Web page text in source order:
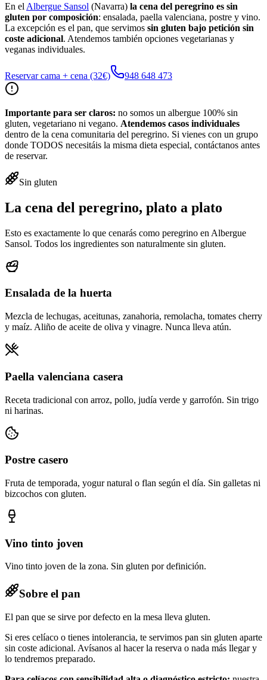
En el Albergue Sansol (Navarra) la cena del peregrino es sin
gluten por composición: ensalada, paella valenciana, postre y vino.
La excepción es el pan, que servimos sin gluten bajo petición sin
coste adicional. Atendemos también opciones vegetarianas y
veganas individuales.
Reservar cama + cena (32€) 948 648 473
Importante para ser claros: no somos un albergue 100% sin
gluten, vegetariano ni vegano. Atendemos casos individuales
dentro de la cena comunitaria del peregrino. Si vienes con un grupo
donde TODOS necesitáis la misma dieta especial, contáctanos antes
de reservar.
Sin gluten
La cena del peregrino, plato a plato
Esto es exactamente lo que cenarás como peregrino en Albergue
Sansol. Todos los ingredientes son naturalmente sin gluten.
Ensalada de la huerta
Mezcla de lechugas, aceitunas, zanahoria, remolacha, tomates cherry
y maíz. Aliño de aceite de oliva y vinagre. Nunca lleva atún.
Paella valenciana casera
Receta tradicional con arroz, pollo, judía verde y garrofón. Sin trigo
ni harinas.
Postre casero
Fruta de temporada, yogur natural o flan según el día. Sin galletas ni
bizcochos con gluten.
Vino tinto joven
Vino tinto joven de la zona. Sin gluten por definición.
Sobre el pan
El pan que se sirve por defecto en la mesa lleva gluten.
Si eres celíaco o tienes intolerancia, te servimos pan sin gluten aparte
sin coste adicional. Avísanos al hacer la reserva o nada más llegar y
lo tendremos preparado.